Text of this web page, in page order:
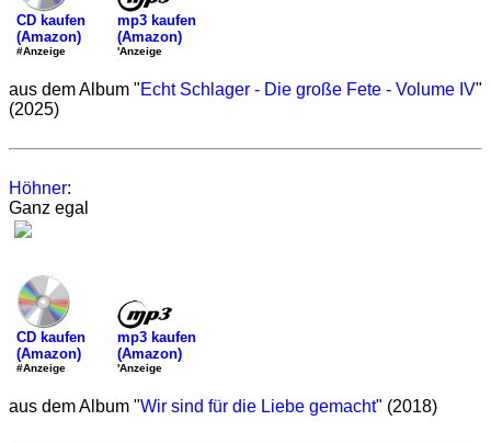
CD kaufen
(Amazon)
#Anzeige
mp3 kaufen
(Amazon)
'Anzeige
aus dem Album "Echt Schlager - Die große Fete - Volume IV"
(2025)
Höhner:
Ganz egal
CD kaufen
(Amazon)
#Anzeige
mp3 kaufen
(Amazon)
'Anzeige
aus dem Album "Wir sind für die Liebe gemacht" (2018)